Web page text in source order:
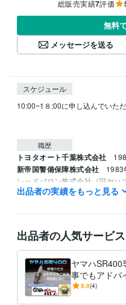
総販売実績7評価
無料
メッセージを送る
スケジュール
10:00~1８:00に申し込んでいた
職歴
トヨタオート千葉株式会社
新帝国警備保障株式会社 1983
レッドバロン株式会社（旧ヤハ
年8月 ~ 1995年8月
資格・検定
ガソリン2級自動車整備士 取
普通自動車運転免許 取得年 :
普通自動二輪免許 取得年 :
中型自動車第一種運転免許 取
二級自動車整備士（ガソリン・
981年
出品者の実績をもっと見る
出品者の人気サービス
ヤマハSR400
事でもアドバ
ハSR400専
5.0(4)